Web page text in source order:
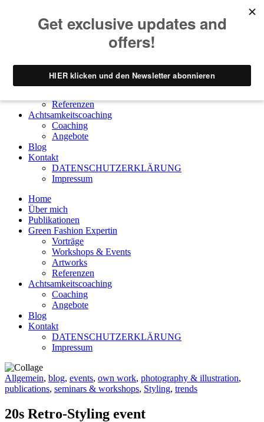
Home
Vorträge
Referenzen
Achtsamkeitscoaching
Coaching
Angebote
Blog
Kontakt
DATENSCHUTZERKLÄRUNG
Impressum
Home
Über mich
Publikationen
Green Fashion Expertin
Vorträge
Workshops & Events
Artworks
Referenzen
Achtsamkeitscoaching
Coaching
Angebote
Blog
Kontakt
DATENSCHUTZERKLÄRUNG
Impressum
Allgemein, blog, events, own work, photography & illustration,
publications, seminars & workshops, Styling, trends
20s Retro-Styling event